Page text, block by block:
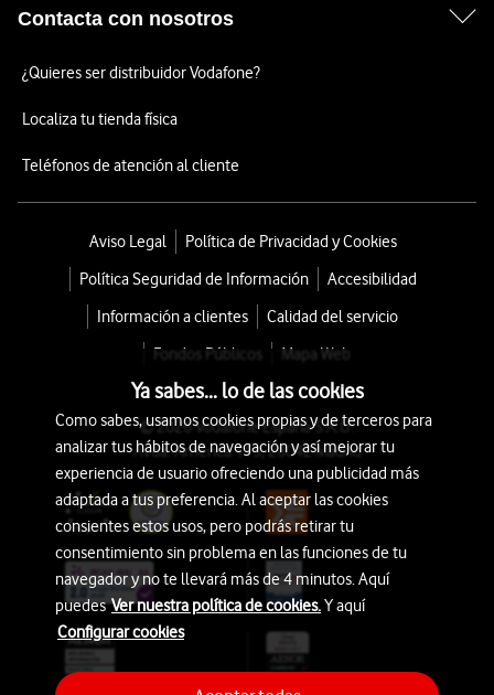
Contacta con nosotros
¿Quieres ser distribuidor Vodafone?
Localiza tu tienda física
Teléfonos de atención al cliente
Aviso Legal
Política de Privacidad y Cookies
Política Seguridad de Información
Accesibilidad
Información a clientes
Calidad del servicio
Fondos Públicos
Mapa Web
© 2026 Vodafone España S.A.U.
Avda. América 115, 28042 Madrid
Ya sabes... lo de las cookies
Como sabes, usamos cookies propias y de terceros para
analizar tus hábitos de navegación y así mejorar tu
experiencia de usuario ofreciendo una publicidad más
adaptada a tus preferencia. Al aceptar las cookies
consientes estos usos, pero podrás retirar tu
consentimiento sin problema en las funciones de tu
navegador y no te llevará más de 4 minutos. Aquí
puedesVer nuestra política de cookies.Y aquí
Configurar cookies